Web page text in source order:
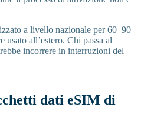
a livello nazionale per 60–90
usato all’estero. Chi passa al
incorrere in interruzioni del
dati eSIM di